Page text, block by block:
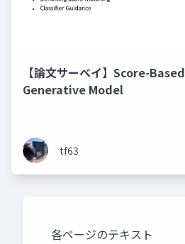
【論文サーベイ】Score-Based
Generative Model
tf63
各ページのテキスト